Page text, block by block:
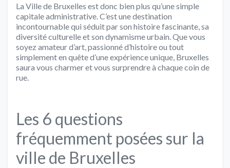
La Ville de Bruxelles est donc bien plus qu’une simple
capitale administrative. C’est une destination
incontournable qui séduit par son histoire fascinante, sa
diversité culturelle et son dynamisme urbain. Que vous
soyez amateur d’art, passionné d’histoire ou tout
simplement en quête d’une expérience unique, Bruxelles
saura vous charmer et vous surprendre à chaque coin de
rue.
Les 6 questions
fréquemment posées sur la
ville de Bruxelles